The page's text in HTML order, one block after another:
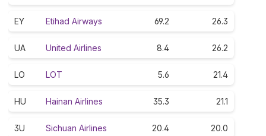
EY Etihad Airways 69.2 26.3
UA United Airlines 8.4 26.2
LO LOT 5.6 21.4
HU Hainan Airlines 35.3 21.1
3U Sichuan Airlines 20.4 20.0